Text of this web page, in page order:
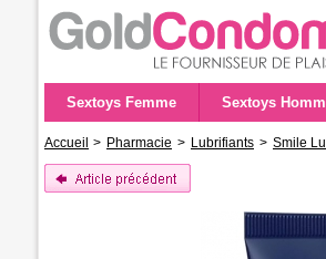
Sextoys Femme Sextoys
Accueil > Pharmacie > Lubrifiants > Smile